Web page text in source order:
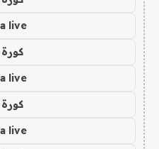
live
كورة
live
كورة
live